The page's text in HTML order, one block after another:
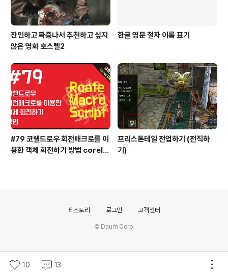
잔인하고 짜증나서 추천하고 싶지
않은 영화 호스텔2
한글 영문 철자 이름 표기
#79 코렐드로우 회전매크로를 이
용한 객체 회전하기 방법 coreld
프리스톤테일 전업하기 (전직하
기)
10 13
티스토리 로그인 고객센터
© Daum Corp.